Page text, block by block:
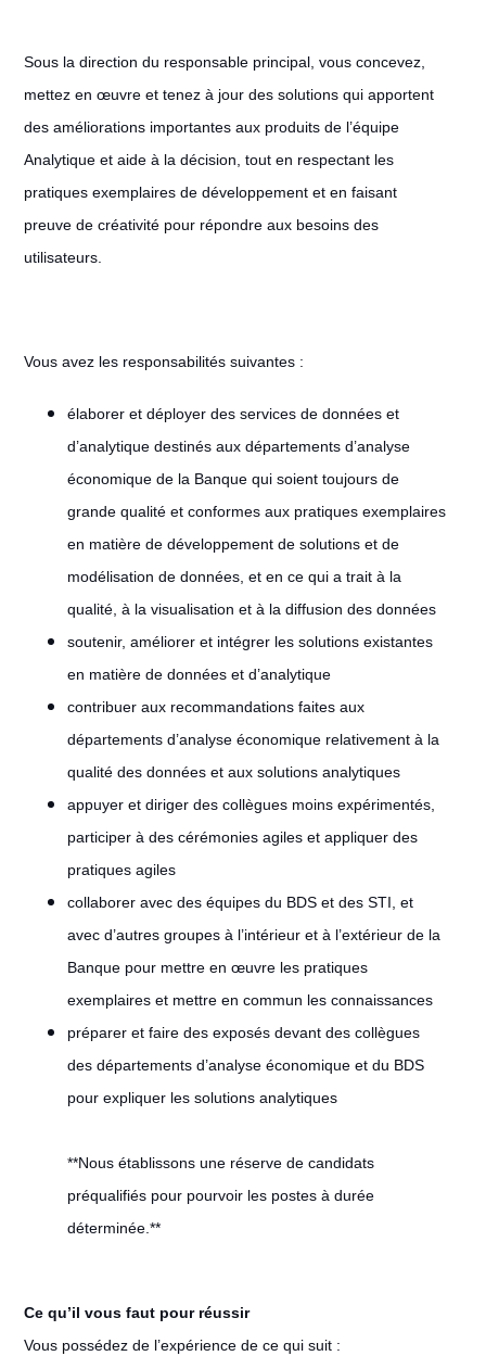
Sous la direction du responsable principal, vous concevez,
mettez en œuvre et tenez à jour des solutions qui apportent
des améliorations importantes aux produits de l’équipe
Analytique et aide à la décision, tout en respectant les
pratiques exemplaires de développement et en faisant
preuve de créativité pour répondre aux besoins des
utilisateurs.
Vous avez les responsabilités suivantes :
élaborer et déployer des services de données et
d’analytique destinés aux départements d’analyse
économique de la Banque qui soient toujours de
grande qualité et conformes aux pratiques exemplaires
en matière de développement de solutions et de
modélisation de données, et en ce qui a trait à la
qualité, à la visualisation et à la diffusion des données
soutenir, améliorer et intégrer les solutions existantes
en matière de données et d’analytique
contribuer aux recommandations faites aux
départements d’analyse économique relativement à la
qualité des données et aux solutions analytiques
appuyer et diriger des collègues moins expérimentés,
participer à des cérémonies agiles et appliquer des
pratiques agiles
collaborer avec des équipes du BDS et des STI, et
avec d’autres groupes à l’intérieur et à l’extérieur de la
Banque pour mettre en œuvre les pratiques
exemplaires et mettre en commun les connaissances
préparer et faire des exposés devant des collègues
des départements d’analyse économique et du BDS
pour expliquer les solutions analytiques
**Nous établissons une réserve de candidats
préqualifiés pour pourvoir les postes à durée
déterminée.**
Ce qu’il vous faut pour réussir
Vous possédez de l’expérience de ce qui suit :